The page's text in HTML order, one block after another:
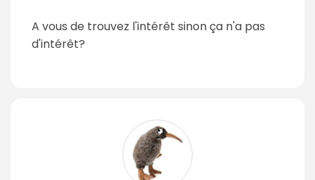
A vous de trouvez l'intérêt sinon ça n'a pas
d'intérêt?